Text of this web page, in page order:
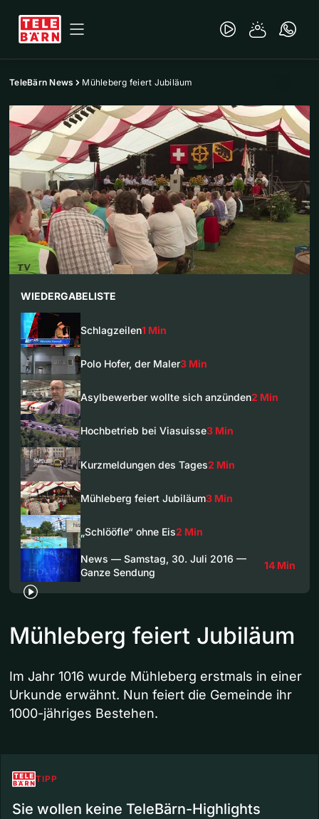
TeleBärn News Mühleberg feiert Jubiläum
WIEDERGABELISTE
Schlagzeilen1 Min
Polo Hofer, der Maler3 Min
Asylbewerber wollte sich anzünden2 Min
Hochbetrieb bei Viasuisse3 Min
Kurzmeldungen des Tages2 Min
Mühleberg feiert Jubiläum3 Min
„Schlööfle“ ohne Eis2 Min
News — Samstag, 30. Juli 2016 —
Ganze Sendung
14 Min
Mühleberg feiert Jubiläum
Im Jahr 1016 wurde Mühleberg erstmals in einer
Urkunde erwähnt. Nun feiert die Gemeinde ihr
1000-jähriges Bestehen.
TIPP
Sie wollen keine TeleBärn-Highlights